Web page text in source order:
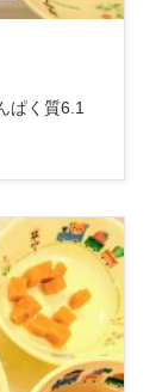
ぱく質6.1